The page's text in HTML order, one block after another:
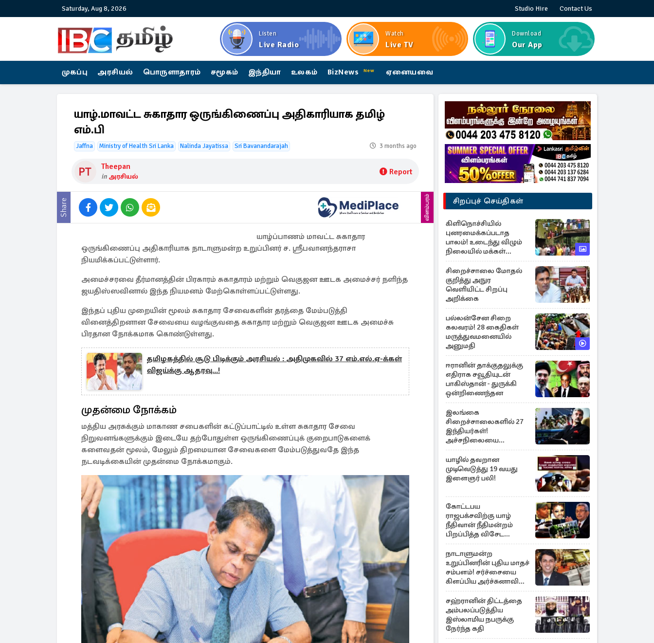
Saturday, Aug 8, 2026 Studio Hire Contact Us
Listen
Live Radio
Watch
Live TV
Download
Our App
முகப்பு அரசியல் பொருளாதாரம் சமூகம் இந்தியா உலகம் BizNews New ஏனையவை
யாழ்.மாவட்ட சுகாதார ஒருங்கிணைப்பு அதிகாரியாக தமிழ்
எம்.பி
Jaffna Ministry of Health Sri Lanka Nalinda Jayatissa Sri Bavanandarajah 3 months ago
Theepan
in அரசியல் Report
Share விளம்பரம்
யாழ்ப்பாணம் மாவட்ட சுகாதார
ஒருங்கிணைப்பு அதிகாரியாக நாடாளுமன்ற உறுப்பினர் ச. ஸ்ரீபவானந்தராசா
நியமிக்கப்பட்டுள்ளார்.
அமைச்சரவை தீர்மானத்தின் பிரகாரம் சுகாதாரம் மற்றும் வெகுஜன ஊடக அமைச்சர் நளிந்த
ஜயதிஸ்ஸவினால் இந்த நியமனம் மேற்கொள்ளப்பட்டுள்ளது.
இந்தப் புதிய முறையின் மூலம் சுகாதார சேவைகளின் தரத்தை மேம்படுத்தி
வினைத்திறனான சேவையை வழங்குவதை சுகாதார மற்றும் வெகுஜன ஊடக அமைச்சு
பிரதான நோக்கமாக கொண்டுள்ளது.
தமிழகத்தில் சூடு பிடிக்கும் அரசியல் : அதிமுகவில் 37 எம்.எல்.ஏ-க்கள்
விஜய்க்கு ஆதரவு...!
முதன்மை நோக்கம்
மத்திய அரசுக்கும் மாகாண சபைகளின் கட்டுப்பாட்டில் உள்ள சுகாதார சேவை
நிறுவனங்களுக்கும் இடையே தற்போதுள்ள ஒருங்கிணைப்புக் குறைபாடுகளைக்
களைவதன் மூலம், மேலும் திறமையான சேவைகளை மேம்படுத்துவதே இந்த
நடவடிக்கையின் முதன்மை நோக்கமாகும்.
சிறப்புச் செய்திகள்
கிளிநொச்சியில்
புனரமைக்கப்படாத
பாலம்! உடைந்து விழும்
நிலையில் மக்கள்
போராட்டம்
சிறைச்சாலை மோதல்
குறித்து அநுர
வெளியிட்ட சிறப்பு
அறிக்கை
பல்லன்சேன சிறை
கலவரம்! 28 கைதிகள்
மருத்துவமனையில்
அனுமதி
ஈரானின் தாக்குதலுக்கு
எதிராக சவூதியுடன்
பாகிஸ்தான் - துருக்கி
ஒன்றிணைந்தன
இலங்கை
சிறைச்சாலைகளில் 27
இந்தியர்கள்!
அச்சநிலையை
மையப்படுத்தி
ஜெயசங்கர் அறிக்கை
யாழில் தவறான
முடிவெடுத்து 19 வயது
இளைஞர் பலி!
கோட்டபய
ராஜபக்சவிற்கு யாழ்
நீதிவான் நீதிமன்றம்
பிறப்பித்த விசேட
உத்தரவு!
நாடாளுமன்ற
உறுப்பினரின் புதிய மாதச்
சம்பளம்! சர்ச்சையை
கிளப்பிய அர்ச்சுனாவின்
அறிக்கை
சஹ்ரானின் திட்டத்தை
அம்பலப்படுத்திய
இஸ்லாமிய நபருக்கு
நேர்ந்த கதி